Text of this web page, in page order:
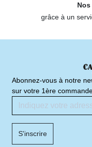
grâce à un
Abonnez-vous à notre
sur votre 1ère
S'inscrire